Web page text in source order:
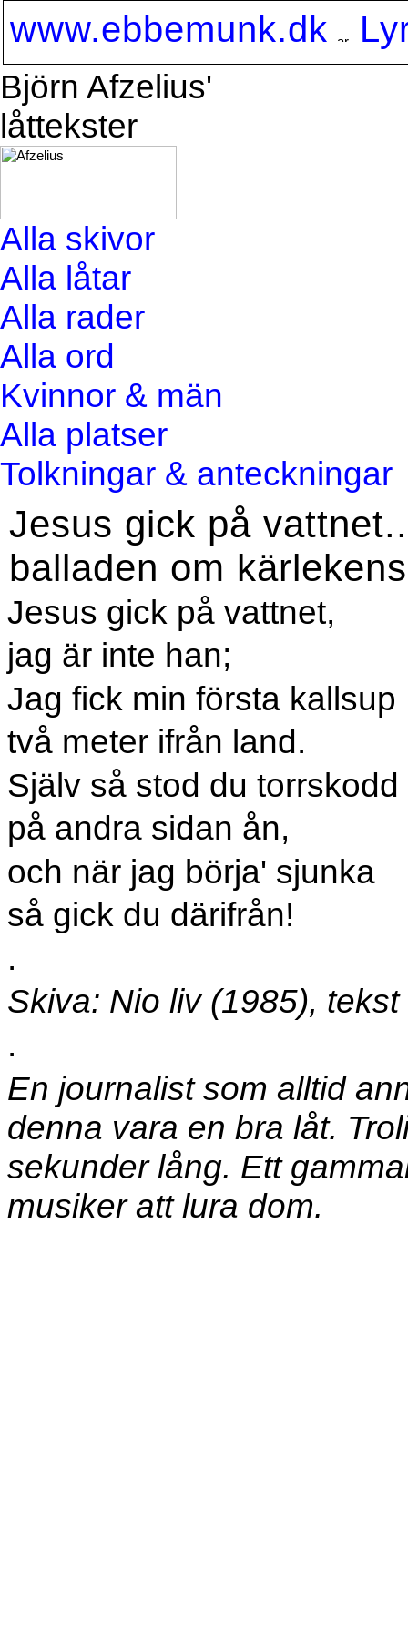
www.ebbemunk.dk
Björn Afzelius'
låttekster
Alla skivor
Alla låtar
Alla rader
Alla ord
Kvinnor & män
Alla platser
Tolkningar & anteckningar
Jesus gick på
balladen om
Jesus gick på vattnet,
jag är inte han;
Jag fick min första kallsup
två meter ifrån land.
Själv så stod du torrskodd
på andra sidan ån,
och när jag börja' sjunka
så gick du därifrån!
.
Skiva: Nio liv (1985),
.
En journalist som alltid
denna vara en bra låt.
sekunder lång. Ett
musiker att lura dom.